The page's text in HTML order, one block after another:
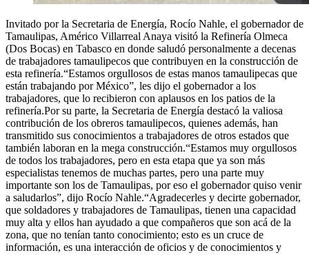
Invitado por la Secretaria de Energía, Rocío Nahle, el gobernador de
Tamaulipas, Américo Villarreal Anaya visitó la Refinería Olmeca
(Dos Bocas) en Tabasco en donde saludó personalmente a decenas
de trabajadores tamaulipecos que contribuyen en la construcción de
esta refinería.“Estamos orgullosos de estas manos tamaulipecas que
están trabajando por México”, les dijo el gobernador a los
trabajadores, que lo recibieron con aplausos en los patios de la
refinería.Por su parte, la Secretaria de Energía destacó la valiosa
contribución de los obreros tamaulipecos, quienes además, han
transmitido sus conocimientos a trabajadores de otros estados que
también laboran en la mega construcción.“Estamos muy orgullosos
de todos los trabajadores, pero en esta etapa que ya son más
especialistas tenemos de muchas partes, pero una parte muy
importante son los de Tamaulipas, por eso el gobernador quiso venir
a saludarlos”, dijo Rocío Nahle.“Agradecerles y decirte gobernador,
que soldadores y trabajadores de Tamaulipas, tienen una capacidad
muy alta y ellos han ayudado a que compañeros que son acá de la
zona, que no tenían tanto conocimiento; esto es un cruce de
información, es una interacción de oficios y de conocimientos y